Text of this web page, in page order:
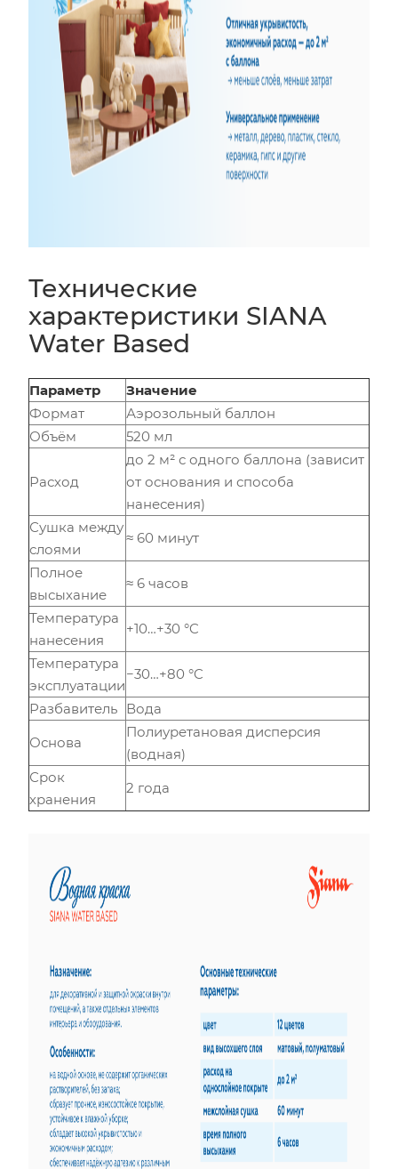
Технические
характеристики SIANA
Water Based
Параметр
Значение
Формат
Аэрозольный баллон
Объём
520 мл
Расход
до 2 м² с одного баллона (зависит
от основания и способа
нанесения)
Сушка между
слоями
≈ 60 минут
Полное
высыхание
≈ 6 часов
Температура
нанесения
+10…+30 °C
Температура
эксплуатации
−30…+80 °C
Разбавитель Вода
Основа
Полиуретановая дисперсия
(водная)
Срок
хранения
2 года